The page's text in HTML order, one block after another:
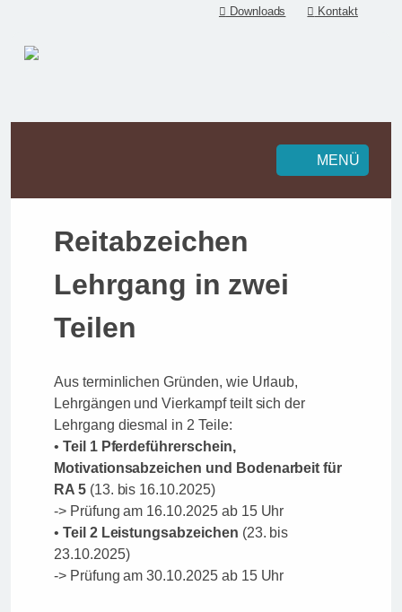
Downloads Kontakt
MENÜ
Reitabzeichen
Lehrgang in zwei
Teilen
Aus terminlichen Gründen, wie Urlaub,
Lehrgängen und Vierkampf teilt sich der
Lehrgang diesmal in 2 Teile:
• Teil 1 Pferdeführerschein,
Motivationsabzeichen und Bodenarbeit für
RA 5 (13. bis 16.10.2025)
-> Prüfung am 16.10.2025 ab 15 Uhr
• Teil 2 Leistungsabzeichen (23. bis
23.10.2025)
-> Prüfung am 30.10.2025 ab 15 Uhr